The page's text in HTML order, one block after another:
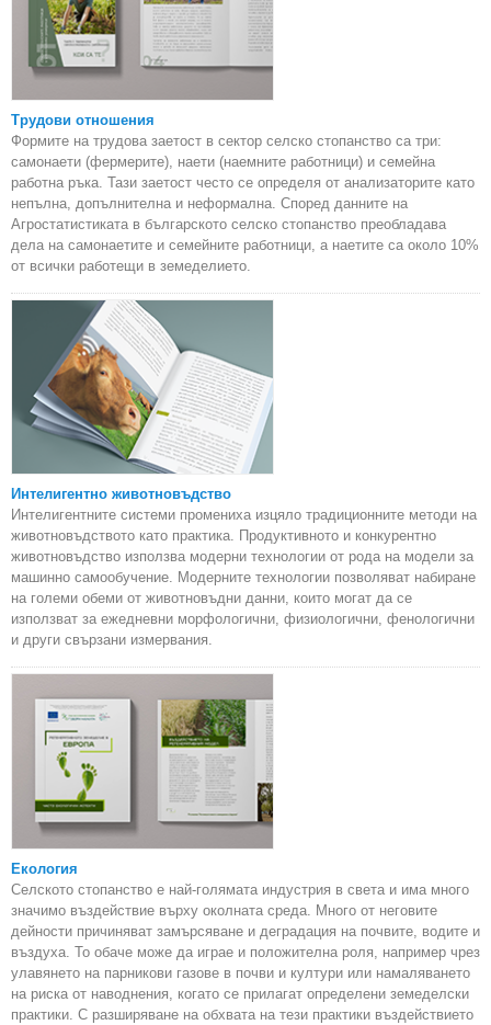
Трудови отношения
Формите на трудова заетост в сектор селско стопанство са три:
самонаети (фермерите), наети (наемните работници) и семейна
работна ръка. Тази заетост често се определя от анализаторите като
непълна, допълнителна и неформална. Според данните на
Агростатистиката в българското селско стопанство преобладава
дела на самонаетите и семейните работници, а наетите са около 10%
от всички работещи в земеделието.
Интелигентно животновъдство
Интелигентните системи промениха изцяло традиционните методи на
животновъдството като практика. Продуктивното и конкурентно
животновъдство използва модерни технологии от рода на модели за
машинно самообучение. Модерните технологии позволяват набиране
на големи обеми от животновъдни данни, които могат да се
използват за ежедневни морфологични, физиологични, фенологични
и други свързани измервания.
Екология
Селското стопанство е най-голямата индустрия в света и има много
значимо въздействие върху околната среда. Много от неговите
дейности причиняват замърсяване и деградация на почвите, водите и
въздуха. То обаче може да играе и положителна роля, например чрез
улавянето на парникови газове в почви и култури или намаляването
на риска от наводнения, когато се прилагат определени земеделски
практики. С разширяване на обхвата на тези практики въздействието